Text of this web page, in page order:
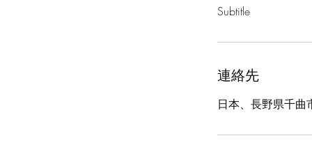
Subtitle
連絡先
日本、長野県千曲